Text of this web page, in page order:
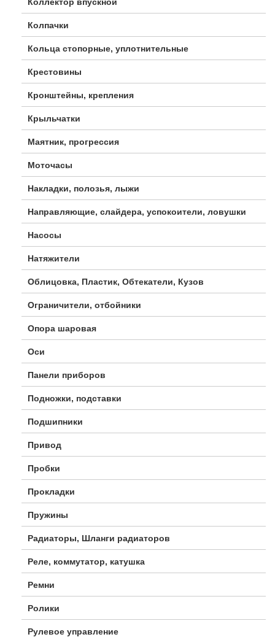
Колпачки
Кольца стопорные, уплотнительные
Крестовины
Кронштейны, крепления
Крыльчатки
Маятник, прогрессия
Моточасы
Накладки, полозья, лыжи
Направляющие, слайдера, успокоители, ловушки
Насосы
Натяжители
Облицовка, Пластик, Обтекатели, Кузов
Ограничители, отбойники
Опора шаровая
Оси
Панели приборов
Подножки, подставки
Подшипники
Привод
Пробки
Прокладки
Пружины
Радиаторы, Шланги радиаторов
Реле, коммутатор, катушка
Ремни
Ролики
Рулевое управление